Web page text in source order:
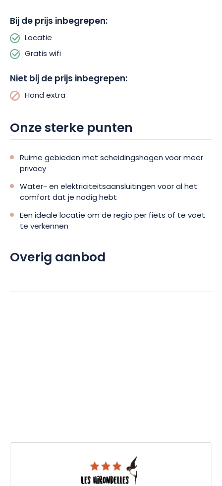
een welverdiende rust, of op avontuur gaat in de regio. Boek
Bij de prijs inbegrepen:
Locatie
Gratis wifi
Niet bij de prijs inbegrepen:
Hond extra
Onze sterke punten
Ruime gebieden met scheidingshagen voor meer
privacy
Water- en elektriciteitsaansluitingen voor al het
comfort dat je nodig hebt
Een ideale locatie om de regio per fiets of te voet
te verkennen
Overig aanbod